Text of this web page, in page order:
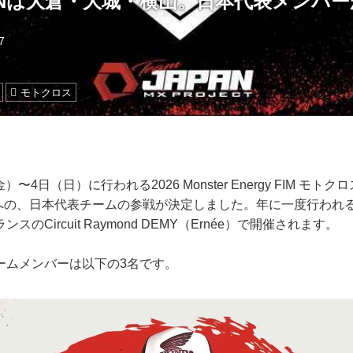
モトクロス
）〜4日（日）に行われる2026 Monster Energy FIM モトク
、日本代表チームの参戦が決定しました。年に一度行われ
ンスのCircuit Raymond DEMY（Ernée）で開催されます。
メンバーは以下の3名です。